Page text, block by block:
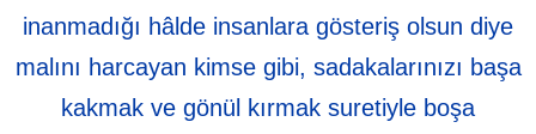
inanmadığı hâlde insanlara gösteriş olsun diye
malını harcayan kimse gibi, sadakalarınızı başa
kakmak ve gönül kırmak suretiyle boşa